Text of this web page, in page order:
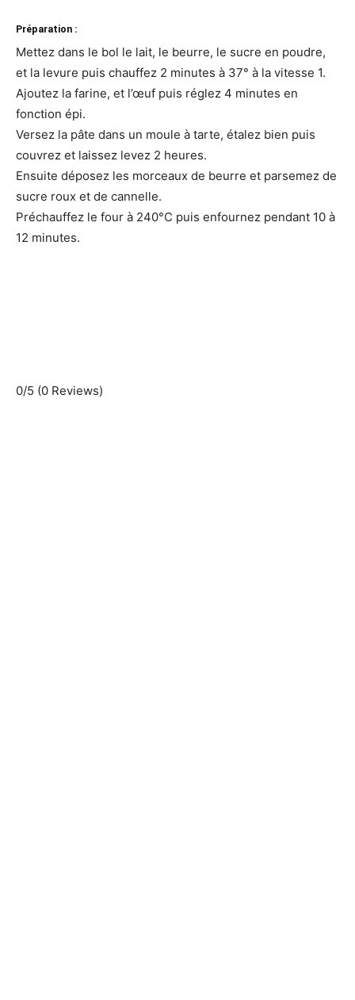
Préparation :
Mettez dans le bol le lait, le beurre, le sucre en poudre,
et la levure puis chauffez 2 minutes à 37° à la vitesse 1.
Ajoutez la farine, et l’œuf puis réglez 4 minutes en
fonction épi.
Versez la pâte dans un moule à tarte, étalez bien puis
couvrez et laissez levez 2 heures.
Ensuite déposez les morceaux de beurre et parsemez de
sucre roux et de cannelle.
Préchauffez le four à 240°C puis enfournez pendant 10 à
12 minutes.
0/5 (0 Reviews)